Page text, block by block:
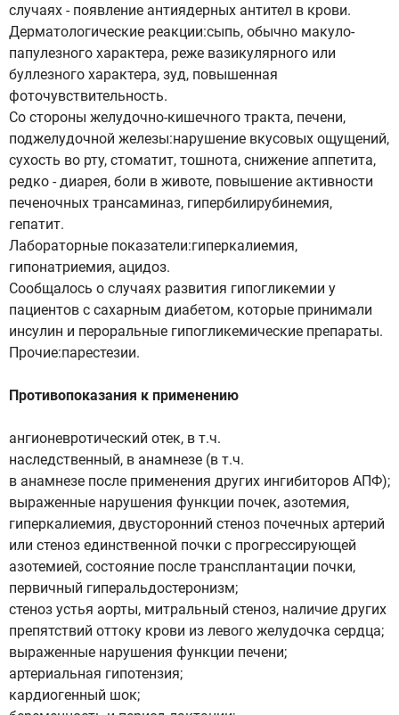
случаях - появление антиядерных антител в крови.
Дерматологические реакции:сыпь, обычно макуло-
папулезного характера, реже вазикулярного или
буллезного характера, зуд, повышенная
фоточувствительность.
Со стороны желудочно-кишечного тракта, печени,
поджелудочной железы:нарушение вкусовых ощущений,
сухость во рту, стоматит, тошнота, снижение аппетита,
редко - диарея, боли в животе, повышение активности
печеночных трансаминаз, гипербилирубинемия,
гепатит.
Лабораторные показатели:гиперкалиемия,
гипонатриемия, ацидоз.
Сообщалось о случаях развития гипогликемии у
пациентов с сахарным диабетом, которые принимали
инсулин и пероральные гипогликемические препараты.
Прочие:парестезии.
Противопоказания к применению
ангионевротический отек, в т.ч.
наследственный, в анамнезе (в т.ч.
в анамнезе после применения других ингибиторов АПФ);
выраженные нарушения функции почек, азотемия,
гиперкалиемия, двусторонний стеноз почечных артерий
или стеноз единственной почки с прогрессирующей
азотемией, состояние после трансплантации почки,
первичный гиперальдостеронизм;
стеноз устья аорты, митральный стеноз, наличие других
препятствий оттоку крови из левого желудочка сердца;
выраженные нарушения функции печени;
артериальная гипотензия;
кардиогенный шок;